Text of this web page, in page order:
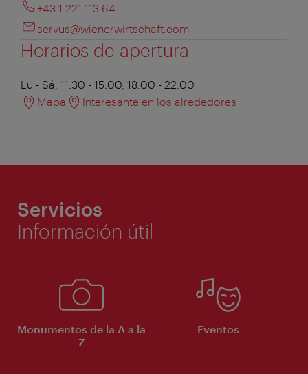
+43 1 221 113 64
servus@wienerwirtschaft.com
Horarios de apertura
Lu - Sá, 11:30 - 15:00, 18:00 - 22:00
Mapa
Interesante en los alrededores
Servicios
Información útil
Monumentos de la A a la
Z
Eventos